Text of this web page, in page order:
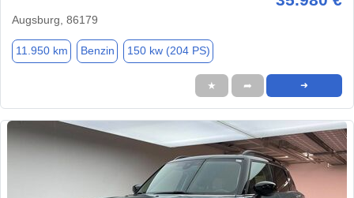
Augsburg, 86179
11.950 km Benzin 150 kw (204 PS)
★ ➦ ➜